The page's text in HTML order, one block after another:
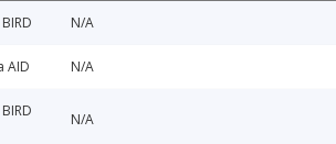
N/A
AID N/A
N/A